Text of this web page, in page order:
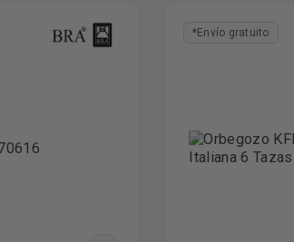
*Envío gratuito